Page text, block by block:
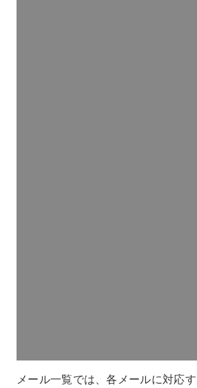
メール一覧では、各メールに対応